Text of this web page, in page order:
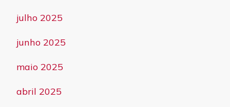
julho 2025
junho 2025
maio 2025
abril 2025